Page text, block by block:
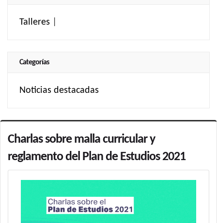
Talleres
Categorías
Noticias destacadas
Charlas sobre malla curricular y
reglamento del Plan de Estudios 2021